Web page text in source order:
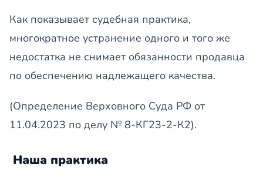
Как показывает судебная практика,
многократное устранение одного и того же
недостатка не снимает обязанности продавца
по обеспечению надлежащего качества.
(Определение Верховного Суда РФ от
11.04.2023 по делу № 8-КГ23-2-К2).
Наша практика